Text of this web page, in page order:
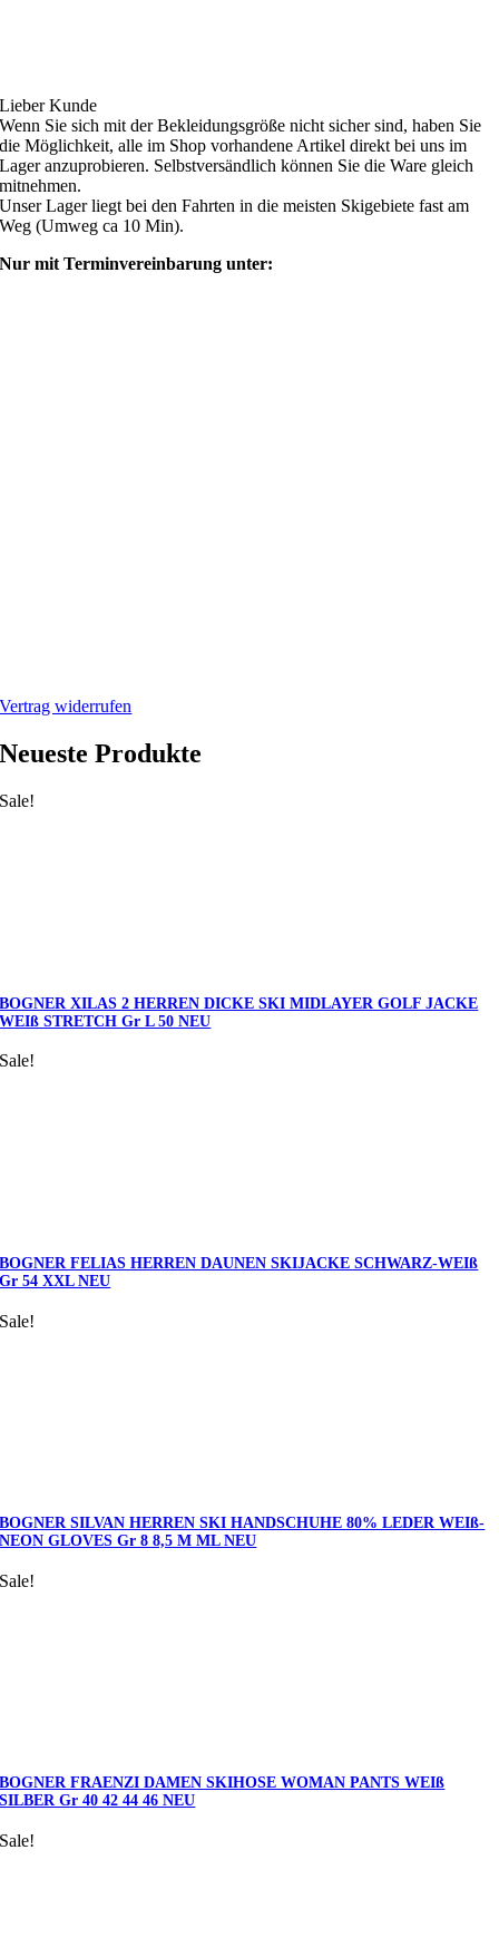
Lieber Kunde
Wenn Sie sich mit der Bekleidungsgröße nicht sicher sind, haben Sie
die Möglichkeit, alle im Shop vorhandene Artikel direkt bei uns im
Lager anzuprobieren. Selbstversändlich können Sie die Ware gleich
mitnehmen.
Unser Lager liegt bei den Fahrten in die meisten Skigebiete fast am
Weg (Umweg ca 10 Min).
Nur mit Terminvereinbarung unter:
Vertrag widerrufen
Neueste Produkte
Sale!
BOGNER XILAS 2 HERREN DICKE SKI MIDLAYER GOLF JACKE
WEIß STRETCH Gr L 50 NEU
Sale!
BOGNER FELIAS HERREN DAUNEN SKIJACKE SCHWARZ-WEIß
Gr 54 XXL NEU
Sale!
BOGNER SILVAN HERREN SKI HANDSCHUHE 80% LEDER WEIß-
NEON GLOVES Gr 8 8,5 M ML NEU
Sale!
BOGNER FRAENZI DAMEN SKIHOSE WOMAN PANTS WEIß
SILBER Gr 40 42 44 46 NEU
Sale!